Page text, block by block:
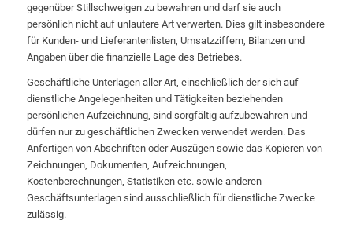
gegenüber Stillschweigen zu bewahren und darf sie auch
persönlich nicht auf unlautere Art verwerten. Dies gilt insbesondere
für Kunden- und Lieferantenlisten, Umsatzziffern, Bilanzen und
Angaben über die finanzielle Lage des Betriebes.
Geschäftliche Unterlagen aller Art, einschließlich der sich auf
dienstliche Angelegenheiten und Tätigkeiten beziehenden
persönlichen Aufzeichnung, sind sorgfältig aufzubewahren und
dürfen nur zu geschäftlichen Zwecken verwendet werden. Das
Anfertigen von Abschriften oder Auszügen sowie das Kopieren von
Zeichnungen, Dokumenten, Aufzeichnungen,
Kostenberechnungen, Statistiken etc. sowie anderen
Geschäftsunterlagen sind ausschließlich für dienstliche Zwecke
zulässig.